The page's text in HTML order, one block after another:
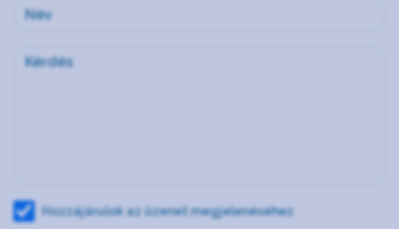
Hozzájárulok az üzenet megjelenéséhez